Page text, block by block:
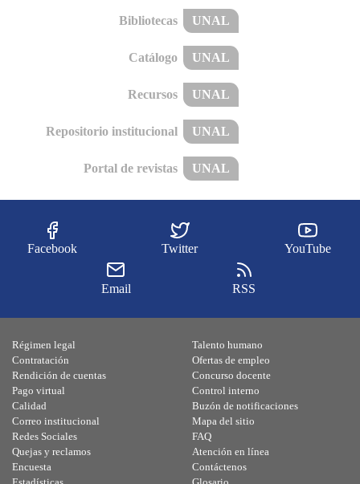
Bibliotecas UNAL
Catálogo UNAL
Recursos UNAL
Repositorio institucional UNAL
Portal de revistas UNAL
Facebook Twitter YouTube
Email RSS
Régimen legal
Contratación
Rendición de cuentas
Pago virtual
Calidad
Talento humano
Ofertas de empleo
Concurso docente
Control interno
Buzón de notificaciones
Correo institucional
Redes Sociales
Quejas y reclamos
Encuesta
Mapa del sitio
FAQ
Atención en línea
Contáctenos